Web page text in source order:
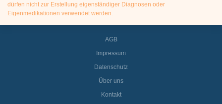
dürfen nicht zur Erstellung eigenständiger Diagnosen oder
Eigenmedikationen verwendet werden.
AGB
Impressum
Datenschutz
Über uns
Kontakt